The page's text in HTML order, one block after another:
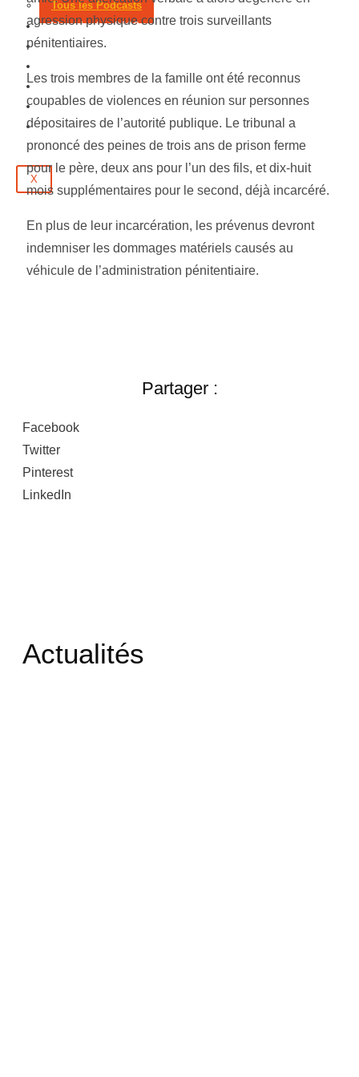
Tous les Podcasts
Municipales 2026
Jeux
Emploi
Évènements
Contact
X
agression physique contre trois surveillants
pénitentiaires.
Les trois membres de la famille ont été reconnus
coupables de violences en réunion sur personnes
dépositaires de l’autorité publique. Le tribunal a
prononcé des peines de trois ans de prison ferme
pour le père, deux ans pour l’un des fils, et dix-huit
mois supplémentaires pour le second, déjà incarcéré.
En plus de leur incarcération, les prévenus devront
indemniser les dommages matériels causés au
véhicule de l’administration pénitentiaire.
Partager :
Facebook
Twitter
Pinterest
LinkedIn
Actualités